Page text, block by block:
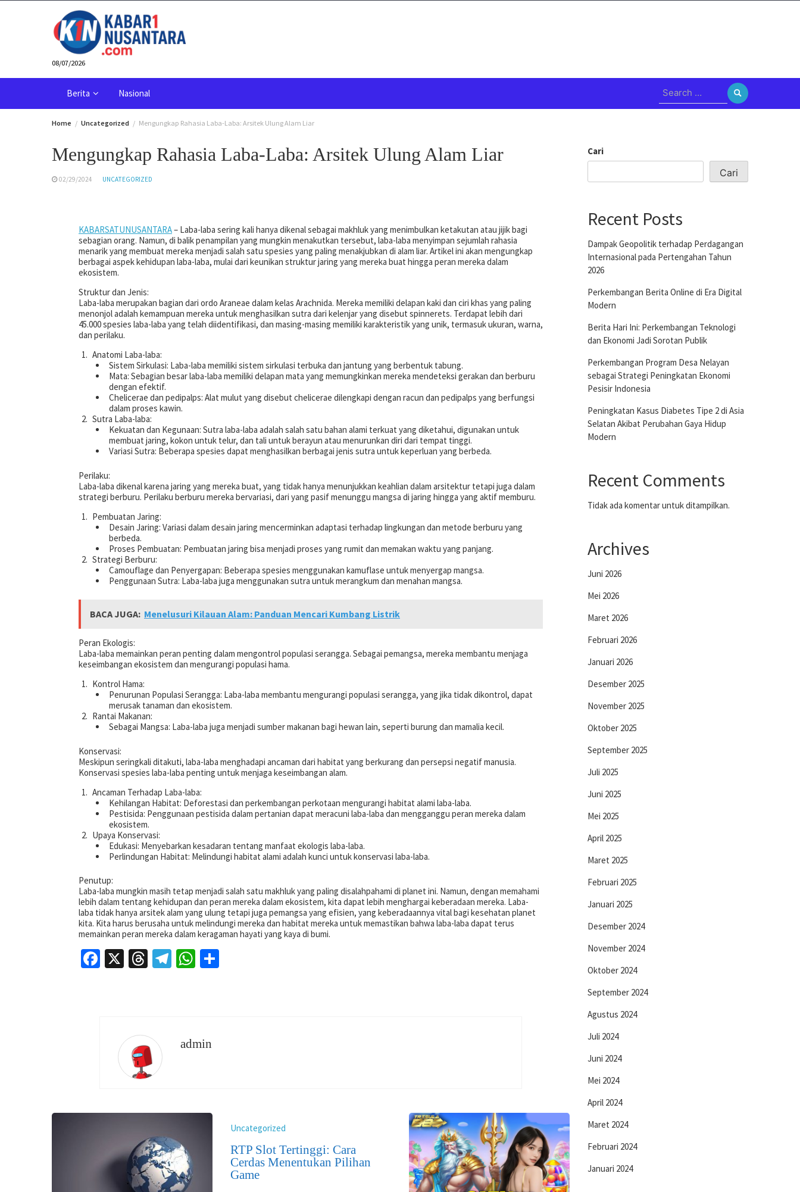
08/07/2026
Berita Nasional
Search
for:
Home Uncategorized Mengungkap Rahasia Laba-Laba: Arsitek Ulung Alam Liar
Mengungkap Rahasia Laba-Laba: Arsitek Ulung Alam Liar
02/29/2024 UNCATEGORIZED
KABARSATUNUSANTARA– Laba-laba sering kali hanya dikenal sebagai makhluk yang menimbulkan ketakutan atau jijik bagi
sebagian orang. Namun, di balik penampilan yang mungkin menakutkan tersebut, laba-laba menyimpan sejumlah rahasia
menarik yang membuat mereka menjadi salah satu spesies yang paling menakjubkan di alam liar. Artikel ini akan mengungkap
berbagai aspek kehidupan laba-laba, mulai dari keunikan struktur jaring yang mereka buat hingga peran mereka dalam
ekosistem.
Struktur dan Jenis:
Laba-laba merupakan bagian dari ordo Araneae dalam kelas Arachnida. Mereka memiliki delapan kaki dan ciri khas yang paling
menonjol adalah kemampuan mereka untuk menghasilkan sutra dari kelenjar yang disebut spinnerets. Terdapat lebih dari
45.000 spesies laba-laba yang telah diidentifikasi, dan masing-masing memiliki karakteristik yang unik, termasuk ukuran, warna,
dan perilaku.
Anatomi Laba-laba:
Sistem Sirkulasi: Laba-laba memiliki sistem sirkulasi terbuka dan jantung yang berbentuk tabung.
Mata: Sebagian besar laba-laba memiliki delapan mata yang memungkinkan mereka mendeteksi gerakan dan berburu
dengan efektif.
Chelicerae dan pedipalps: Alat mulut yang disebut chelicerae dilengkapi dengan racun dan pedipalps yang berfungsi
dalam proses kawin.
Sutra Laba-laba:
Kekuatan dan Kegunaan: Sutra laba-laba adalah salah satu bahan alami terkuat yang diketahui, digunakan untuk
membuat jaring, kokon untuk telur, dan tali untuk berayun atau menurunkan diri dari tempat tinggi.
Variasi Sutra: Beberapa spesies dapat menghasilkan berbagai jenis sutra untuk keperluan yang berbeda.
Perilaku:
Laba-laba dikenal karena jaring yang mereka buat, yang tidak hanya menunjukkan keahlian dalam arsitektur tetapi juga dalam
strategi berburu. Perilaku berburu mereka bervariasi, dari yang pasif menunggu mangsa di jaring hingga yang aktif memburu.
Pembuatan Jaring:
Desain Jaring: Variasi dalam desain jaring mencerminkan adaptasi terhadap lingkungan dan metode berburu yang
berbeda.
Proses Pembuatan: Pembuatan jaring bisa menjadi proses yang rumit dan memakan waktu yang panjang.
Strategi Berburu:
Camouflage dan Penyergapan: Beberapa spesies menggunakan kamuflase untuk menyergap mangsa.
Penggunaan Sutra: Laba-laba juga menggunakan sutra untuk merangkum dan menahan mangsa.
BACA JUGA: Menelusuri Kilauan Alam: Panduan Mencari Kumbang Listrik
Peran Ekologis:
Laba-laba memainkan peran penting dalam mengontrol populasi serangga. Sebagai pemangsa, mereka membantu menjaga
keseimbangan ekosistem dan mengurangi populasi hama.
Kontrol Hama:
Penurunan Populasi Serangga: Laba-laba membantu mengurangi populasi serangga, yang jika tidak dikontrol, dapat
merusak tanaman dan ekosistem.
Rantai Makanan:
Sebagai Mangsa: Laba-laba juga menjadi sumber makanan bagi hewan lain, seperti burung dan mamalia kecil.
Konservasi:
Meskipun seringkali ditakuti, laba-laba menghadapi ancaman dari habitat yang berkurang dan persepsi negatif manusia.
Konservasi spesies laba-laba penting untuk menjaga keseimbangan alam.
Ancaman Terhadap Laba-laba:
Kehilangan Habitat: Deforestasi dan perkembangan perkotaan mengurangi habitat alami laba-laba.
Pestisida: Penggunaan pestisida dalam pertanian dapat meracuni laba-laba dan mengganggu peran mereka dalam
ekosistem.
Upaya Konservasi:
Edukasi: Menyebarkan kesadaran tentang manfaat ekologis laba-laba.
Perlindungan Habitat: Melindungi habitat alami adalah kunci untuk konservasi laba-laba.
Penutup:
Laba-laba mungkin masih tetap menjadi salah satu makhluk yang paling disalahpahami di planet ini. Namun, dengan memahami
lebih dalam tentang kehidupan dan peran mereka dalam ekosistem, kita dapat lebih menghargai keberadaan mereka. Laba-
laba tidak hanya arsitek alam yang ulung tetapi juga pemangsa yang efisien, yang keberadaannya vital bagi kesehatan planet
kita. Kita harus berusaha untuk melindungi mereka dan habitat mereka untuk memastikan bahwa laba-laba dapat terus
memainkan peran mereka dalam keragaman hayati yang kaya di bumi.
Facebook
X Threads
Telegram
WhatsApp
admin
Uncategorized
RTP Slot Tertinggi: Cara
Cerdas Menentukan Pilihan
Game
Cari
Cari
Recent Posts
Dampak Geopolitik terhadap Perdagangan
Internasional pada Pertengahan Tahun
2026
Perkembangan Berita Online di Era Digital
Modern
Berita Hari Ini: Perkembangan Teknologi
dan Ekonomi Jadi Sorotan Publik
Perkembangan Program Desa Nelayan
sebagai Strategi Peningkatan Ekonomi
Pesisir Indonesia
Peningkatan Kasus Diabetes Tipe 2 di Asia
Selatan Akibat Perubahan Gaya Hidup
Modern
Recent Comments
Tidak ada komentar untuk ditampilkan.
Archives
Juni 2026
Mei 2026
Maret 2026
Februari 2026
Januari 2026
Desember 2025
November 2025
Oktober 2025
September 2025
Juli 2025
Juni 2025
Mei 2025
April 2025
Maret 2025
Februari 2025
Januari 2025
Desember 2024
November 2024
Oktober 2024
September 2024
Agustus 2024
Juli 2024
Juni 2024
Mei 2024
April 2024
Maret 2024
Februari 2024
Januari 2024